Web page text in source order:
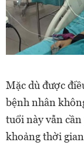
Mặc dù được
bệnh nhân
tuổi này vẫn
khoảng thời